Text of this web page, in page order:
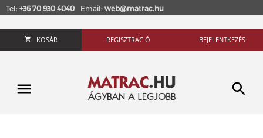
Tel: +36 70 930 4040 Email: web@matrac.hu
KOSÁR REGISZTRÁCIÓ BEJELENTKEZÉS